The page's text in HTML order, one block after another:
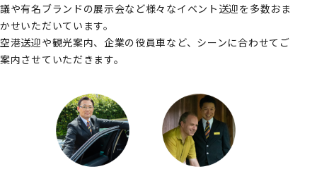
議や有名ブランドの展示会など様々なイベント送迎を多数おま
かせいただいています。
空港送迎や観光案内、企業の役員車など、シーンに合わせてご
案内させていただきます。